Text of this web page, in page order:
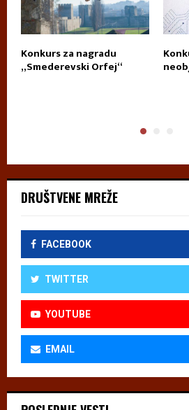
Konkurs za nagradu
„Smederevski Orfej“
DRUŠTVENE MREŽE
FACEBOOK
TWITTER
YOUTUBE
EMAIL